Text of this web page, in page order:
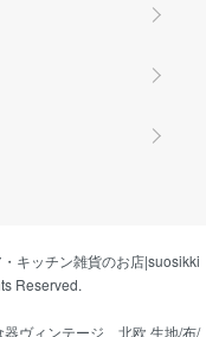
キッチン雑貨のお店|suosikki
Reserved.
器ヴィンテージ 北欧 生地/布/